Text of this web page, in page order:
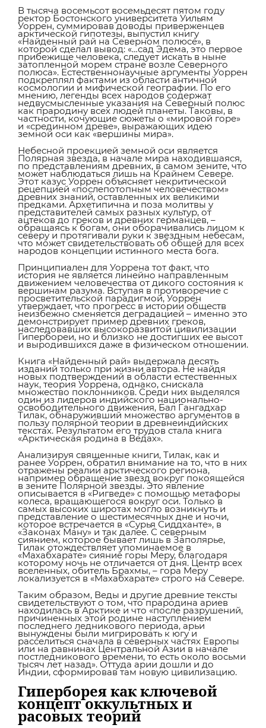
В тысяча восемьсот восемьдесят пятом году
ректор Бостонского университета Уильям
Уоррен, суммировав доводы приверженцев
арктической гипотезы, выпустил книгу
«Найденный рай на Северном полюсе», в
которой сделал вывод: «…сад Эдема, это первое
прибежище человека, следует искать в ныне
затопленной морем стране возле Северного
полюса». Естественнонаучные аргументы Уоррен
подкреплял фактами из области античной
космологии и мифической географии. По его
мнению, легенды всех народов содержат
недвусмысленные указания на Северный полюс
как прародину всех людей планеты. Таковы, в
частности, кочующие сюжеты о «мировой горе»
и «срединном древе», выражающих идею
земной оси как «вершины мира».
Небесной проекцией земной оси является
Полярная звезда, в начале мира находившаяся,
по представлениям древних, в самом зените, что
может наблюдаться лишь на Крайнем Севере.
Этот казус Уоррен объясняет некритической
рецепцией «послепотопным человечеством»
древних знаний, оставленных их великими
предками. Архетипична и поза молитвы у
представителей самых разных культур, от
ацтеков до греков и древних германцев, –
обращаясь к богам, они оборачивались лицом к
северу и протягивали руки к звездным небесам,
что может свидетельствовать об общей для всех
народов концепции истинного места бога.
Принципиален для Уоррена тот факт, что
история не является линейно направленным
движением человечества от дикого состояния к
вершинам разума. Вступая в противоречие с
просветительской парадигмой, Уоррен
утверждает, что прогресс в истории обществ
неизбежно сменяется деградацией – именно это
демонстрирует пример древних греков,
наследовавших высокоразвитой цивилизации
Гипербореи, но и близко не достигших ее высот
и выродившихся даже в физическом отношении.
Книга «Найденный рай» выдержала десять
изданий только при жизни автора. Не найдя
новых подтверждений в области естественных
наук, теория Уоррена, однако, снискала
множество поклонников. Среди них выделялся
один из лидеров индийского национально-
освободительного движения, Бал Гангадхар
Тилак, обнаруживший множество аргументов в
пользу полярной теории в древнеиндийских
текстах. Результатом его трудов стала книга
«Арктическая родина в Ведах».
Анализируя священные книги, Тилак, как и
ранее Уоррен, обратил внимание на то, что в них
отражены реалии арктического региона,
например обращение звезд вокруг покоящейся
в зените Полярной звезды. Это явление
описывается в «Ригведе» с помощью метафоры
колеса, вращающегося вокруг оси. Только в
самых высоких широтах могло возникнуть и
представление о шестимесячных дне и ночи,
которое встречается в «Сурья Сиддханте», в
«Законах Ману» и так далее. С северным
сиянием, которое бывает лишь в Заполярье,
Тилак отождествляет упоминаемое в
«Махабхарате» сияние горы Меру, благодаря
которому ночь не отличается от дня. Центр всех
вселенных, обитель Брахмы, – гора Меру
локализуется в «Махабхарате» строго на Севере.
Таким образом, Веды и другие древние тексты
свидетельствуют о том, что прародина ариев
находилась в Арктике и что «после разрушений,
причиненных этой родине наступлением
последнего ледникового периода, арьи
вынуждены были мигрировать к югу и
расселиться сначала в северных частях Европы
или на равнинах Центральной Азии в начале
постледникового времени, то есть около восьми
тысяч лет назад». Оттуда арии дошли и до
Индии, сформировав там новую цивилизацию.
Гиперборея как ключевой
концепт оккультных и
расовых теорий